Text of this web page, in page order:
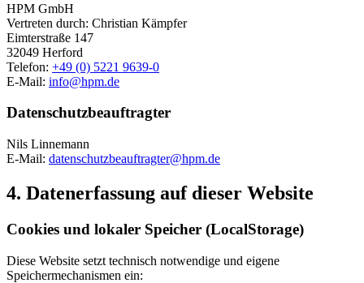
HPM GmbH
Vertreten durch: Christian Kämpfer
Eimterstraße 147
32049 Herford
Telefon: +49 (0) 5221 9639-0
E-Mail: info@hpm.de
Datenschutzbeauftragter
Nils Linnemann
E-Mail: datenschutzbeauftragter@hpm.de
4. Datenerfassung auf dieser Website
Cookies und lokaler Speicher (LocalStorage)
Diese Website setzt technisch notwendige und eigene
Speichermechanismen ein: